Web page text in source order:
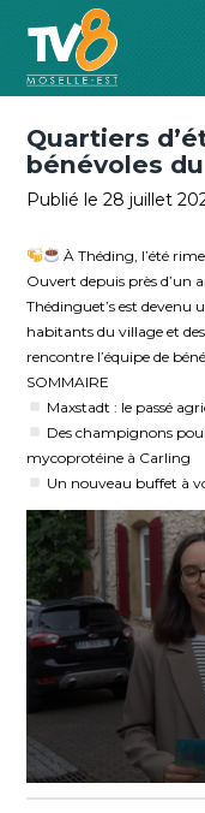
Quartiers
bénévoles
Publié le 28 juillet
À Théding, l’été
Ouvert depuis près d’un
Thédinguet’s est devenu
habitants du village et
rencontre l’équipe de
SOMMAIRE
Maxstadt : le passé
Des champignons
mycoprotéine à Carling
Un nouveau buffet à